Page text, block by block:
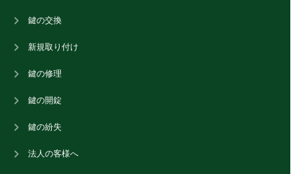
鍵の交換
新規取り付け
鍵の修理
鍵の開錠
鍵の紛失
法人の客様へ